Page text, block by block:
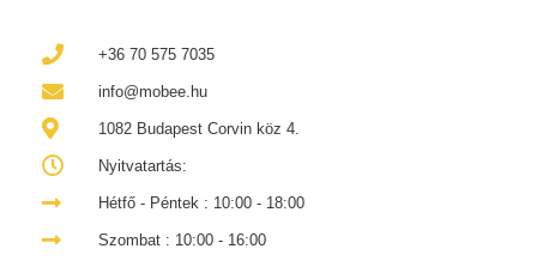
+36 70 575 7035
info@mobee.hu
1082 Budapest Corvin köz 4.
Nyitvatartás:
Hétfő - Péntek : 10:00 - 18:00
Szombat : 10:00 - 16:00